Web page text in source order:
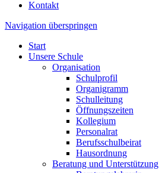
Kontakt
Navigation überspringen
Start
Unsere Schule
Organisation
Schulprofil
Organigramm
Schulleitung
Öffnungszeiten
Kollegium
Personalrat
Berufsschulbeirat
Hausordnung
Beratung und Unterstützung